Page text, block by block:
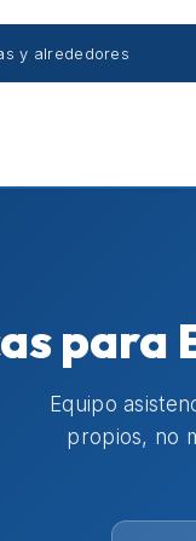
y alrededores
para
Equipo
propios, no